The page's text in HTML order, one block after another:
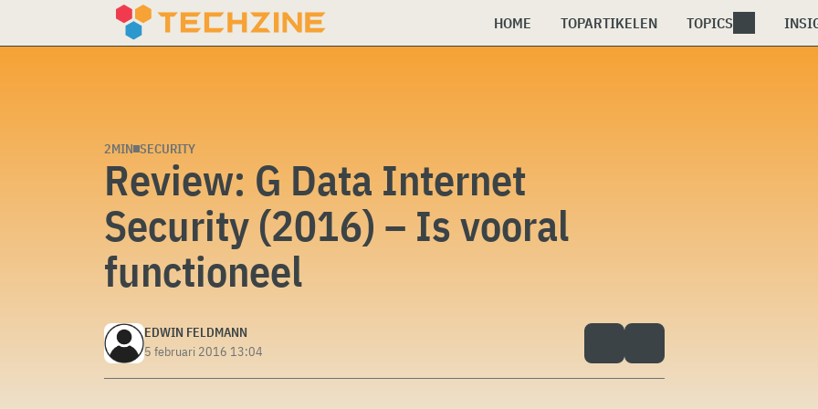
HOME TOPARTIKELEN TOPICS
2MIN SECURITY
Review: G Data Internet
Security (2016) – Is vooral
functioneel
EDWIN FELDMANN
5 februari 2016 13:04